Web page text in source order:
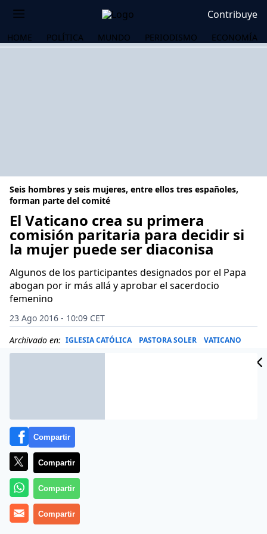
Contribuye
HOME POLÍTICA MUNDO PERIODISMO ECONOMÍA
Seis hombres y seis mujeres, entre ellos tres españoles,
forman parte del comité
El Vaticano crea su primera
comisión paritaria para decidir si
la mujer puede ser diaconisa
Algunos de los participantes designados por el Papa
abogan por ir más allá y aprobar el sacerdocio
femenino
23 Ago 2016 - 10:09 CET
Archivado en: IGLESIA CATÓLICA PASTORA SOLER VATICANO
Compartir
Compartir
Compartir
Compartir